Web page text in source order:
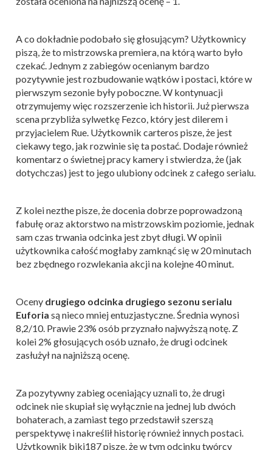
A co dokładnie podobało się głosującym? Użytkownicy
piszą, że to mistrzowska premiera, na którą warto było
czekać. Jednym z zabiegów ocenianym bardzo
pozytywnie jest rozbudowanie wątków i postaci, które w
pierwszym sezonie były poboczne. W kontynuacji
otrzymujemy więc rozszerzenie ich historii. Już pierwsza
scena przybliża sylwetkę Fezco, który jest dilerem i
przyjacielem Rue. Użytkownik carteros pisze, że jest
ciekawy tego, jak rozwinie się ta postać. Dodaje również
komentarz o świetnej pracy kamery i stwierdza, że (jak
dotychczas) jest to jego ulubiony odcinek z całego serialu.
Z kolei nezthe pisze, że docenia dobrze poprowadzoną
fabułę oraz aktorstwo na mistrzowskim poziomie, jednak
sam czas trwania odcinka jest zbyt długi. W opinii
użytkownika całość mogłaby zamknąć się w 20 minutach
bez zbędnego rozwlekania akcji na kolejne 40 minut.
Oceny drugiego odcinka drugiego sezonu serialu
Euforia są nieco mniej entuzjastyczne. Średnia wynosi
8,2/10. Prawie 23% osób przyznało najwyższą notę. Z
kolei 2% głosujących osób uznało, że drugi odcinek
zasłużył na najniższą ocenę.
Za pozytywny zabieg oceniający uznali to, że drugi
odcinek nie skupiał się wyłącznie na jednej lub dwóch
bohaterach, a zamiast tego przedstawił szerszą
perspektywę i nakreślił historię również innych postaci.
Użytkownik biki187 pisze, że w tym odcinku twórcy